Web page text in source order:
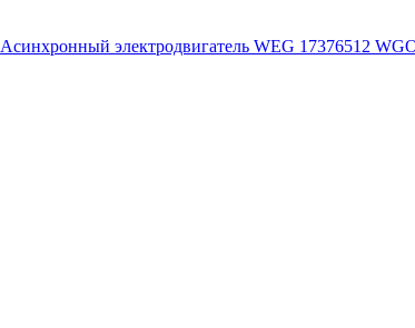
Асинхронный электродвигатель WEG 17376512